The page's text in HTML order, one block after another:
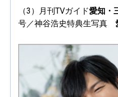
（3）月刊TVガイド愛知・
号／神谷浩史特典生写真